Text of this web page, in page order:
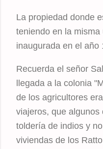
La propiedad donde
teniendo en la
inaugurada en el año
Recuerda el señor
llegada a la colonia
de los agricultores
viajeros, que
toldería de indios y
viviendas de los